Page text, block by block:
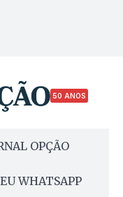
50 ANOS
OPÇÃO
WHATSAPP